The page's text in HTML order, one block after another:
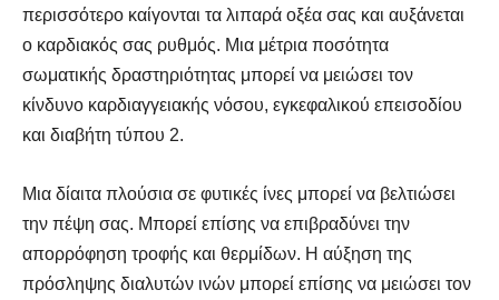
περισσότερο καίγονται τα λιπαρά οξέα σας και αυξάνεται
ο καρδιακός σας ρυθμός. Μια μέτρια ποσότητα
σωματικής δραστηριότητας μπορεί να μειώσει τον
κίνδυνο καρδιαγγειακής νόσου, εγκεφαλικού επεισοδίου
και διαβήτη τύπου 2.
Μια δίαιτα πλούσια σε φυτικές ίνες μπορεί να βελτιώσει
την πέψη σας. Μπορεί επίσης να επιβραδύνει την
απορρόφηση τροφής και θερμίδων. Η αύξηση της
πρόσληψης διαλυτών ινών μπορεί επίσης να μειώσει τον